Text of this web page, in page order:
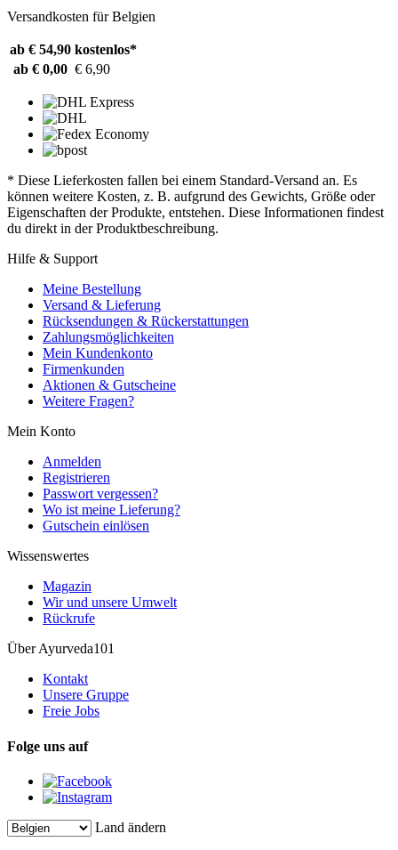
Versandkosten für Belgien
ab € 54,90 kostenlos*
ab € 0,00 € 6,90
* Diese Lieferkosten fallen bei einem Standard-Versand an. Es
können weitere Kosten, z. B. aufgrund des Gewichts, Größe oder
Eigenschaften der Produkte, entstehen. Diese Informationen findest
du direkt in der Produktbeschreibung.
Hilfe & Support
Meine Bestellung
Versand & Lieferung
Rücksendungen & Rückerstattungen
Zahlungsmöglichkeiten
Mein Kundenkonto
Firmenkunden
Aktionen & Gutscheine
Weitere Fragen?
Mein Konto
Anmelden
Registrieren
Passwort vergessen?
Wo ist meine Lieferung?
Gutschein einlösen
Wissenswertes
Magazin
Wir und unsere Umwelt
Rückrufe
Über Ayurveda101
Kontakt
Unsere Gruppe
Freie Jobs
Folge uns auf
Land ändern